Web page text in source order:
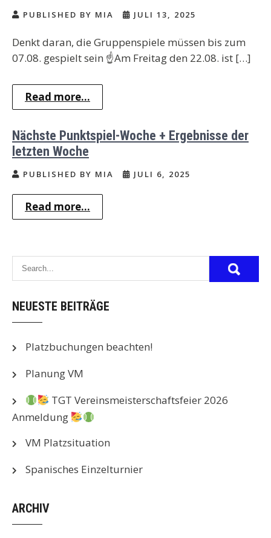
PUBLISHED BY MIA JULI 13, 2025
Denkt daran, die Gruppenspiele müssen bis zum
07.08. gespielt sein ☝️Am Freitag den 22.08. ist […]
Read more...
Nächste Punktspiel-Woche + Ergebnisse der
letzten Woche
PUBLISHED BY MIA JULI 6, 2025
Read more...
NEUESTE BEITRÄGE
Platzbuchungen beachten!
Planung VM
TGT Vereinsmeisterschaftsfeier 2026
Anmeldung
VM Platzsituation
Spanisches Einzelturnier
ARCHIV